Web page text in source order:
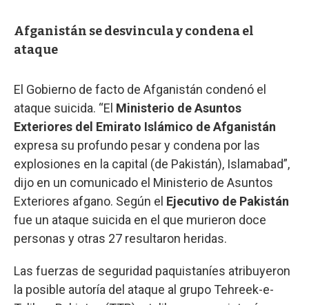
Afganistán se desvincula y condena el
ataque
El Gobierno de facto de Afganistán condenó el
ataque suicida. “El Ministerio de Asuntos
Exteriores del Emirato Islámico de Afganistán
expresa su profundo pesar y condena por las
explosiones en la capital (de Pakistán), Islamabad”,
dijo en un comunicado el Ministerio de Asuntos
Exteriores afgano. Según el Ejecutivo de Pakistán
fue un ataque suicida en el que murieron doce
personas y otras 27 resultaron heridas.
Las fuerzas de seguridad paquistaníes atribuyeron
la posible autoría del ataque al grupo Tehreek-e-